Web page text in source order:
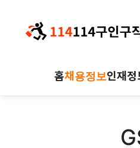
홈채용정보인재정